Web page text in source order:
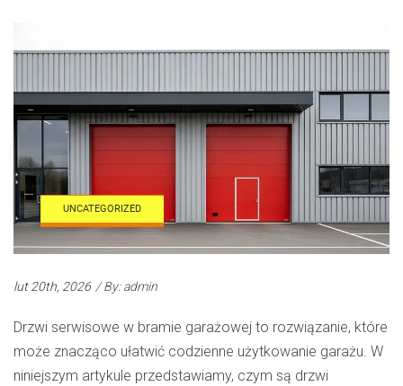
UNCATEGORIZED
lut 20th, 2026 / By: admin
Drzwi serwisowe w bramie garażowej to rozwiązanie, które
może znacząco ułatwić codzienne użytkowanie garażu. W
niniejszym artykule przedstawiamy, czym są drzwi